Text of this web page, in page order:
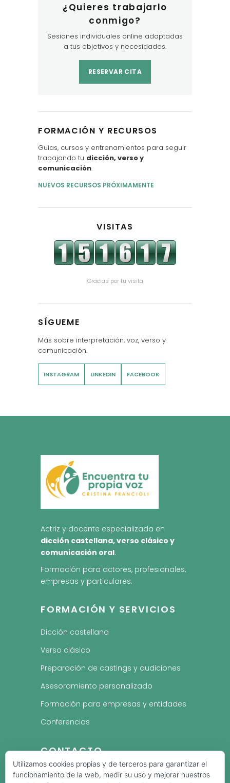
¿Quieres trabajarlo
conmigo?
Sesiones individuales online adaptadas
a tus objetivos y necesidades.
RESERVAR CITA
FORMACIÓN Y RECURSOS
Guías, cursos y entrenamientos para seguir
trabajando tu dicción, verso y
comunicación.
NUEVOS RECURSOS PRÓXIMAMENTE
VISITAS
Gracias por tu visita
SÍGUEME
Más sobre interpretación, voz, verso y
comunicación.
INSTAGRAM LINKEDIN FACEBOOK
Actriz y docente especializada en
dicción castellana, verso clásico y
comunicación oral.
Formación para actores, profesionales,
empresas y particulares.
FORMACIÓN Y SERVICIOS
Dicción castellana
Verso clásico
Preparación de castings y audiciones
Asesoramiento personalizado
Formación para empresas y entidades
Conferencias
CONTACTO
¿Quieres trabajar tuvoz, dicción, verso
Utilizamos cookies propias y de terceros para garantizar el
funcionamiento de la web, medir su uso y mejorar nuestros